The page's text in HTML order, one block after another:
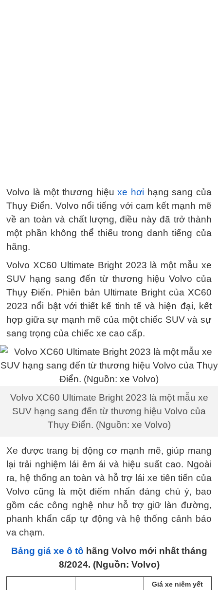
Volvo là một thương hiệuxe hơi hạng sang của
Thụy Điển. Volvo nổi tiếng với cam kết mạnh mẽ
về an toàn và chất lượng, điều này đã trở thành
một phần không thể thiếu trong danh tiếng của
hãng.
Volvo XC60 Ultimate Bright 2023 là một mẫu xe
SUV hạng sang đến từ thương hiệu Volvo của
Thụy Điển. Phiên bản Ultimate Bright của XC60
2023 nổi bật với thiết kế tinh tế và hiện đại, kết
hợp giữa sự mạnh mẽ của một chiếc SUV và sự
sang trọng của chiếc xe cao cấp.
Volvo XC60 Ultimate Bright 2023 là một mẫu xe
SUV hạng sang đến từ thương hiệu Volvo của
Thụy Điển. (Nguồn: xe Volvo)
Xe được trang bị động cơ mạnh mẽ, giúp mang
lại trải nghiệm lái êm ái và hiệu suất cao. Ngoài
ra, hệ thống an toàn và hỗ trợ lái xe tiên tiến của
Volvo cũng là một điểm nhấn đáng chú ý, bao
gồm các công nghệ như hỗ trợ giữ làn đường,
phanh khẩn cấp tự động và hệ thống cảnh báo
va chạm.
Bảng giá xe ô tô hãng Volvo mới nhất tháng
8/2024. (Nguồn: Volvo)
Giá xe niêm yết